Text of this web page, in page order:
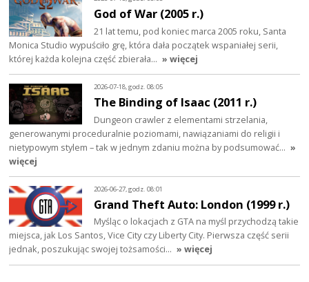
God of War (2005 r.)
21 lat temu, pod koniec marca 2005 roku, Santa
Monica Studio wypuściło grę, która dała początek wspaniałej serii,
której każda kolejna część zbierała… » więcej
2026-07-18, godz. 08:05
The Binding of Isaac (2011 r.)
Dungeon crawler z elementami strzelania,
generowanymi proceduralnie poziomami, nawiązaniami do religii i
nietypowym stylem – tak w jednym zdaniu można by podsumować… »
więcej
2026-06-27, godz. 08:01
Grand Theft Auto: London (1999 r.)
Myśląc o lokacjach z GTA na myśl przychodzą takie
miejsca, jak Los Santos, Vice City czy Liberty City. Pierwsza część serii
jednak, poszukując swojej tożsamości… » więcej